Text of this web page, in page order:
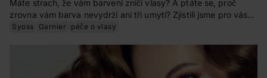
Máte strach, že vám barvení zničí vlasy? A ptáte se, proč
zrovna vám barva nevydrží ani tři umytí? Zjistili jsme pro vás
pravdu o barvení vlasů.
Syoss Garnier péče o vlasy